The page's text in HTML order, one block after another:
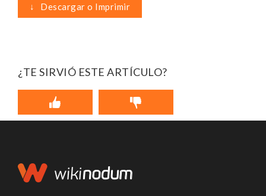
↓ Descargar o Imprimir
¿TE SIRVIÓ ESTE ARTÍCULO?